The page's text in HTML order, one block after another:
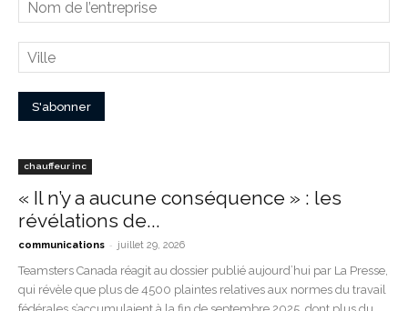
chauffeur inc
« Il n’y a aucune conséquence » : les
révélations de...
communications - juillet 29, 2026
Teamsters Canada réagit au dossier publié aujourd’hui par La Presse,
qui révèle que plus de 4500 plaintes relatives aux normes du travail